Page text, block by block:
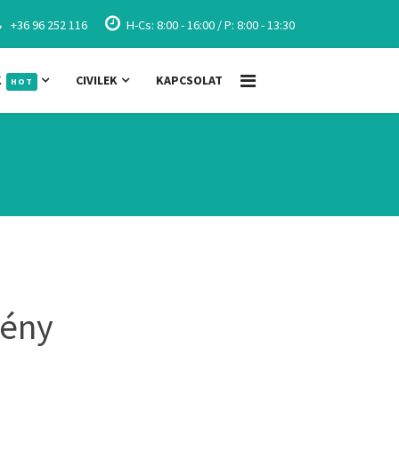
+36 96 252 116 H-Cs: 8:00 - 16:00 / P: 8:00 - 13:30
HOT CIVILEK KAPCSOLAT